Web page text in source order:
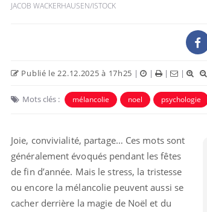
JACOB WACKERHAUSEN/ISTOCK
Publié le 22.12.2025 à 17h25 | | | |
Mots clés : mélancolie noel psychologie
Joie, convivialité, partage… Ces mots sont
généralement évoqués pendant les fêtes
de fin d’année. Mais le stress, la tristesse
ou encore la mélancolie peuvent aussi se
cacher derrière la magie de Noël et du